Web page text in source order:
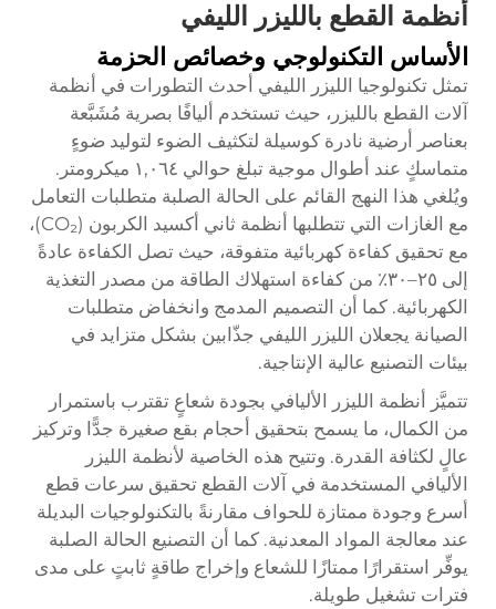
أنظمة القطع بالليزر الليفي
الأساس التكنولوجي وخصائص الحزمة
تمثل تكنولوجيا الليزر الليفي أحدث التطورات في أنظمة
آلات القطع بالليزر، حيث تستخدم أليافًا بصرية مُشَبَّعة
بعناصر أرضية نادرة كوسيلة لتكثيف الضوء لتوليد ضوءٍ
متماسكٍ عند أطوال موجية تبلغ حوالي ١,٠٦٤ ميكرومتر.
ويُلغي هذا النهج القائم على الحالة الصلبة متطلبات التعامل
مع الغازات التي تتطلبها أنظمة ثاني أكسيد الكربون (CO₂)،
مع تحقيق كفاءة كهربائية متفوقة، حيث تصل الكفاءة عادةً
إلى ٢٥–٣٠٪ من كفاءة استهلاك الطاقة من مصدر التغذية
الكهربائية. كما أن التصميم المدمج وانخفاض متطلبات
الصيانة يجعلان الليزر الليفي جذّابين بشكل متزايد في
بيئات التصنيع عالية الإنتاجية.
تتميَّز أنظمة الليزر الأليافي بجودة شعاعٍ تقترب باستمرار
من الكمال، ما يسمح بتحقيق أحجام بقع صغيرة جدًّا وتركيز
عالٍ لكثافة القدرة. وتتيح هذه الخاصية لأنظمة الليزر
الأليافي المستخدمة في آلات القطع تحقيق سرعات قطع
أسرع وجودة ممتازة للحواف مقارنةً بالتكنولوجيات البديلة
عند معالجة المواد المعدنية. كما أن التصنيع الحالة الصلبة
يوفِّر استقرارًا ممتازًا للشعاع وإخراج طاقةٍ ثابتٍ على مدى
فترات تشغيل طويلة.